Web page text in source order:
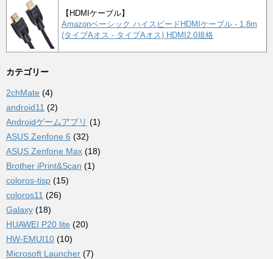
【HDMIケーブル】
Amazonベーシック ハイスピードHDMIケーブル - 1.8m
(タイプAオス - タイプAオス) HDMI2.0規格
カテゴリー
2chMate (4)
android11 (2)
Androidゲームアプリ (1)
ASUS Zenfone 6 (32)
ASUS Zenfone Max (18)
Brother iPrint&Scan (1)
coloros-tisp (15)
coloros11 (26)
Galaxy (18)
HUAWEI P20 lite (20)
HW-EMUI10 (10)
Microsoft Launcher (7)